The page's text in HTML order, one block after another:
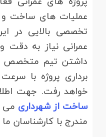
عملیات های ساخت و
تخصصی بالایی در
عمرانی نیاز به دقت
داشتن تیم متخصص و
برداری پروژه با
خواهد رفت. جهت
ساخت از شهرداری می
مندرج با کارشناسان ما